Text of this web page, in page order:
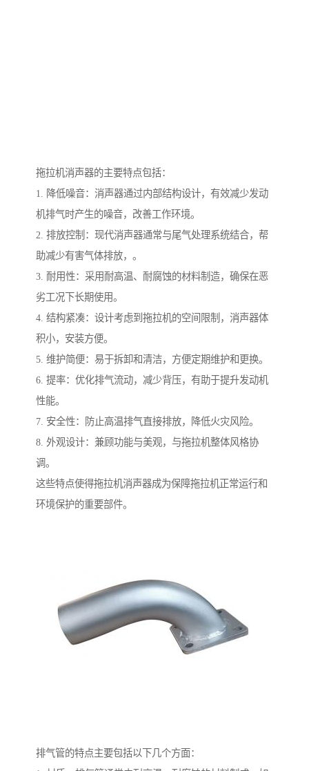
拖拉机消声器的主要特点包括：
1. 降低噪音：消声器通过内部结构设计，有效减少发动
机排气时产生的噪音，改善工作环境。
2. 排放控制：现代消声器通常与尾气处理系统结合，帮
助减少有害气体排放，。
3. 耐用性：采用耐高温、耐腐蚀的材料制造，确保在恶
劣工况下长期使用。
4. 结构紧凑：设计考虑到拖拉机的空间限制，消声器体
积小，安装方便。
5. 维护简便：易于拆卸和清洁，方便定期维护和更换。
6. 提率：优化排气流动，减少背压，有助于提升发动机
性能。
7. 安全性：防止高温排气直接排放，降低火灾风险。
8. 外观设计：兼顾功能与美观，与拖拉机整体风格协
调。
这些特点使得拖拉机消声器成为保障拖拉机正常运行和
环境保护的重要部件。
排气管的特点主要包括以下几个方面：